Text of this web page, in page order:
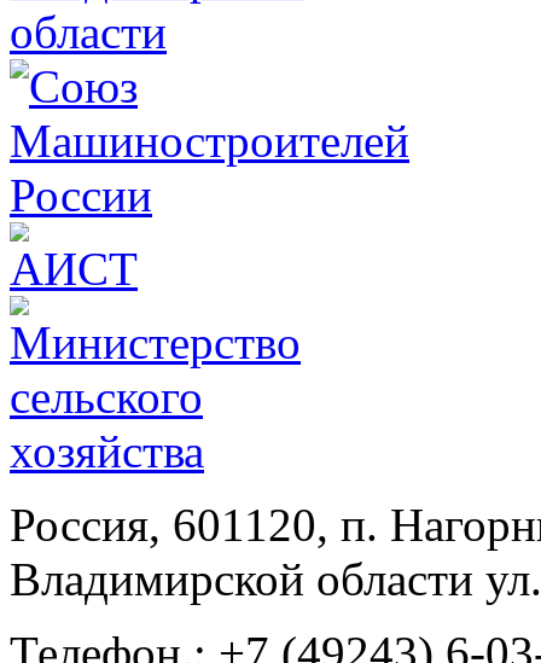
Россия, 601120, п.
Владимирской области